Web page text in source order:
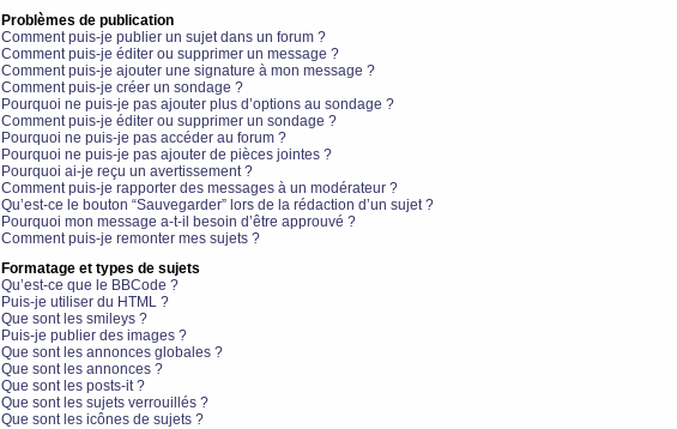
Problèmes de publication
Comment puis-je publier un sujet dans un forum ?
Comment puis-je éditer ou supprimer un message ?
Comment puis-je ajouter une signature à mon message ?
Comment puis-je créer un sondage ?
Pourquoi ne puis-je pas ajouter plus d’options au sondage ?
Comment puis-je éditer ou supprimer un sondage ?
Pourquoi ne puis-je pas accéder au forum ?
Pourquoi ne puis-je pas ajouter de pièces jointes ?
Pourquoi ai-je reçu un avertissement ?
Comment puis-je rapporter des messages à un modérateur ?
Qu’est-ce le bouton “Sauvegarder” lors de la rédaction d’un sujet ?
Pourquoi mon message a-t-il besoin d’être approuvé ?
Comment puis-je remonter mes sujets ?
Formatage et types de sujets
Qu’est-ce que le BBCode ?
Puis-je utiliser du HTML ?
Que sont les smileys ?
Puis-je publier des images ?
Que sont les annonces globales ?
Que sont les annonces ?
Que sont les posts-it ?
Que sont les sujets verrouillés ?
Que sont les icônes de sujets ?